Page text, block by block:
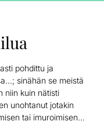
pohdittu ja
sinähän se meistä
niin kuin nätisti
unohtanut jotakin
tai imuroimisen…